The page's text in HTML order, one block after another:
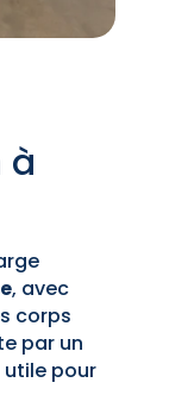
à
, avec
corps
par un
utile pour